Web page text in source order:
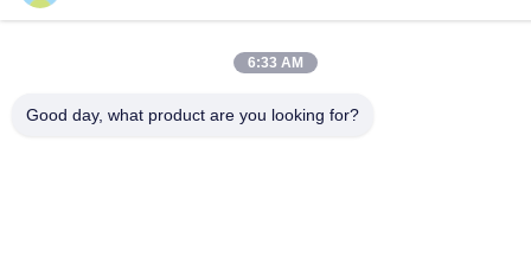
Chine Bonne qualité Système d'aspiration fermé Le fournisseur.
6:33 AM
Good day, what product are you looking for?